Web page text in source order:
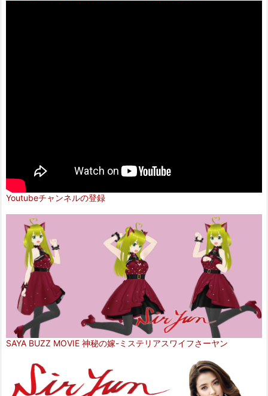
Youtubeチャンネルの登録
SAYA BUZZ MOVIE 神秘の嫁-ミステリアスワイフさーヤン